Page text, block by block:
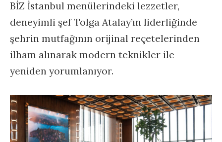
BİZ İstanbul menülerindeki lezzetler,
deneyimli şef Tolga Atalay’ın liderliğinde
şehrin mutfağının orijinal reçetelerinden
ilham alınarak modern teknikler ile
yeniden yorumlanıyor.